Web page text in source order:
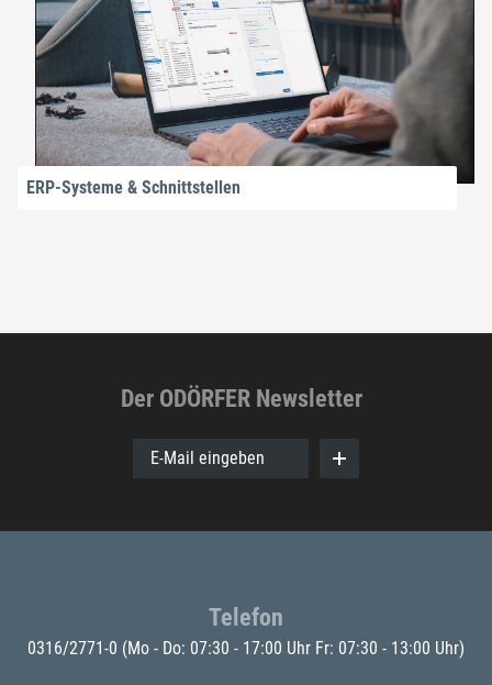
ERP-Systeme & Schnittstellen
Der ODÖRFER Newsletter
E-Mail eingeben
Telefon
0316/2771-0 (Mo - Do: 07:30 - 17:00 Uhr Fr: 07:30 - 13:00 Uhr)